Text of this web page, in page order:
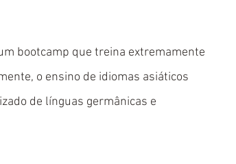
bootcamp que treina extremamente
o ensino de idiomas asiáticos
de línguas germânicas e